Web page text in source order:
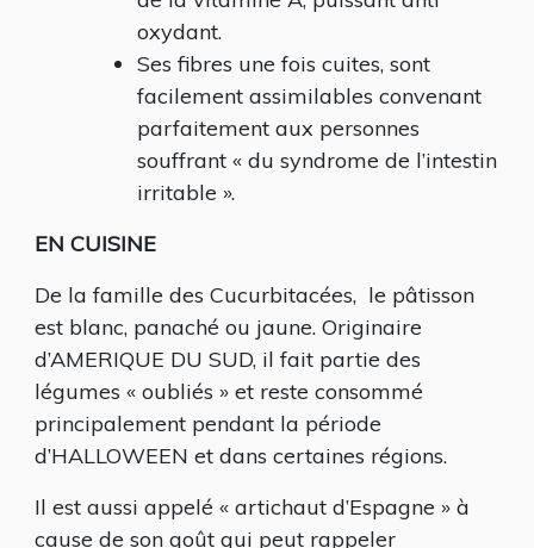
oxydant.
Ses fibres une fois cuites, sont
facilement assimilables convenant
parfaitement aux personnes
souffrant « du syndrome de l’intestin
irritable ».
EN CUISINE
De la famille des Cucurbitacées, le pâtisson
est blanc, panaché ou jaune. Originaire
d’AMERIQUE DU SUD, il fait partie des
légumes « oubliés » et reste consommé
principalement pendant la période
d’HALLOWEEN et dans certaines régions.
Il est aussi appelé « artichaut d’Espagne » à
cause de son goût qui peut rappeler